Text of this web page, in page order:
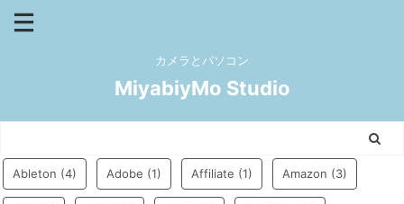
カメラとパソコン
MiyabiyMo Studio
Ableton (4) Adobe (1) Affiliate (1) Amazon (3)